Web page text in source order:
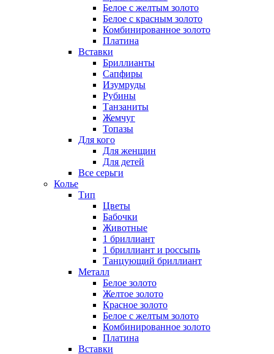
Белое с желтым золото
Белое с красным золото
Комбинированное золото
Платина
Вставки
Бриллианты
Сапфиры
Изумруды
Рубины
Танзаниты
Жемчуг
Топазы
Для кого
Для женщин
Для детей
Все серьги
Колье
Тип
Цветы
Бабочки
Животные
1 бриллиант
1 бриллиант и россыпь
Танцующий бриллиант
Металл
Белое золото
Желтое золото
Красное золото
Белое с желтым золото
Комбинированное золото
Платина
Вставки